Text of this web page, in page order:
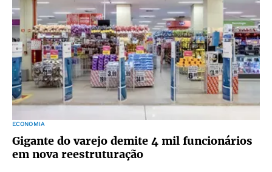
ECONOMIA
Gigante do varejo demite 4 mil funcionários
em nova reestruturação